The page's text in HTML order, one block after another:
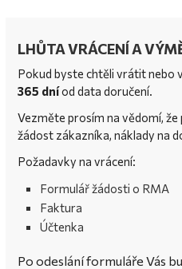
LHŮTA VRÁCENÍ A
Pokud byste chtěli vrátit nebo
365 dníod data doručení.
Vezměte prosím na vědomí, že
žádost zákazníka, náklady na
Požadavky na vrácení:
Formulář žádosti o RMA
Faktura
Účtenka
Po odeslání formuláře Vás